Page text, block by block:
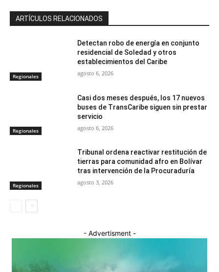
ARTÍCULOS RELACIONADOS
Regionales
Detectan robo de energía en conjunto
residencial de Soledad y otros
establecimientos del Caribe
agosto 6, 2026
Regionales
Casi dos meses después, los 17 nuevos
buses de TransCaribe siguen sin prestar
servicio
agosto 6, 2026
Regionales
Tribunal ordena reactivar restitución de
tierras para comunidad afro en Bolívar
tras intervención de la Procuraduría
agosto 3, 2026
- Advertisment -